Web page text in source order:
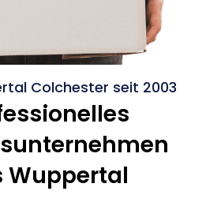
Colchester seit 2003
Wuppertal